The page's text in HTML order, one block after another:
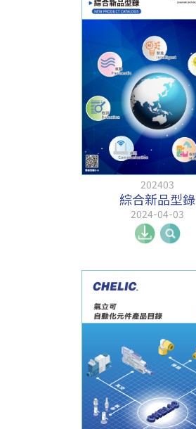
202403
綜合新品型錄
2024-04-03